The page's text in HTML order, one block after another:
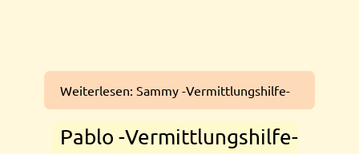
Weiterlesen: Sammy -Vermittlungshilfe-
Pablo -Vermittlungshilfe-